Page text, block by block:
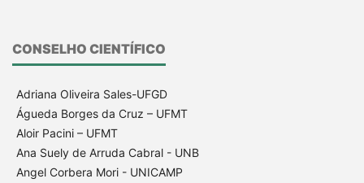
CONSELHO CIENTÍFICO
Adriana Oliveira Sales-UFGD
Águeda Borges da Cruz – UFMT
Aloir Pacini – UFMT
Ana Suely de Arruda Cabral - UNB
Angel Corbera Mori - UNICAMP